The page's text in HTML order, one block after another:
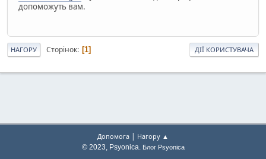
допоможуть вам.
НАГОРУ Сторінок 1 ДІЇ КОРИСТУВАЧА
Допомога | Нагору ▲
© 2023, Psyonica. Блог Psyonica